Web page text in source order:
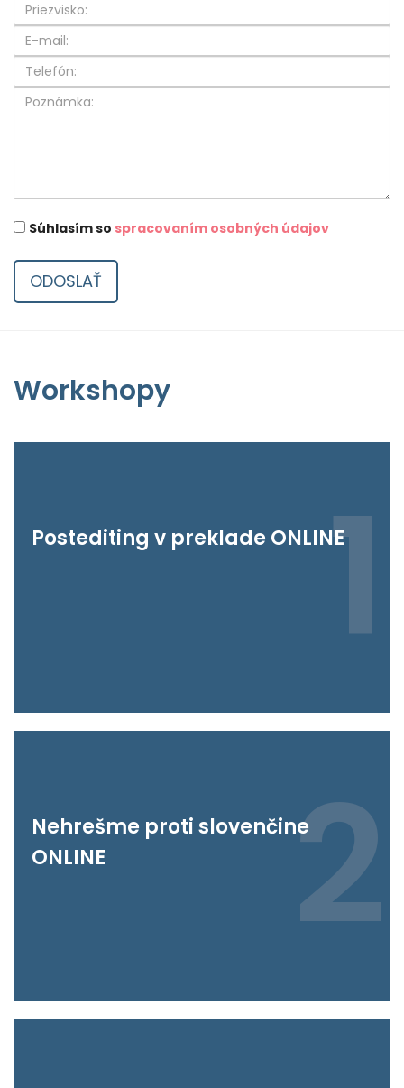
Súhlasím so spracovaním osobných údajov
ODOSLAŤ
Workshopy
1
Postediting v preklade ONLINE
2
Nehrešme proti slovenčine
ONLINE